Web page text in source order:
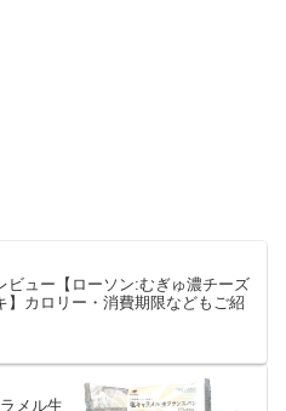
ビュー【ローソン:むぎゅ濃チーズ
】カロリー・消費期限などもご紹
メル生